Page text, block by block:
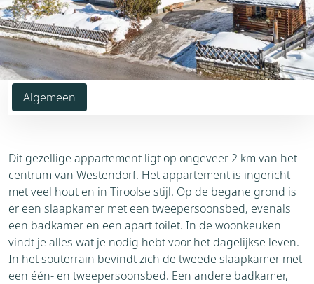
Algemeen
Dit gezellige appartement ligt op ongeveer 2 km van het
centrum van Westendorf. Het appartement is ingericht
met veel hout en in Tiroolse stijl. Op de begane grond is
er een slaapkamer met een tweepersoonsbed, evenals
een badkamer en een apart toilet. In de woonkeuken
vindt je alles wat je nodig hebt voor het dagelijkse leven.
In het souterrain bevindt zich de tweede slaapkamer met
een één- en tweepersoonsbed. Een andere badkamer,